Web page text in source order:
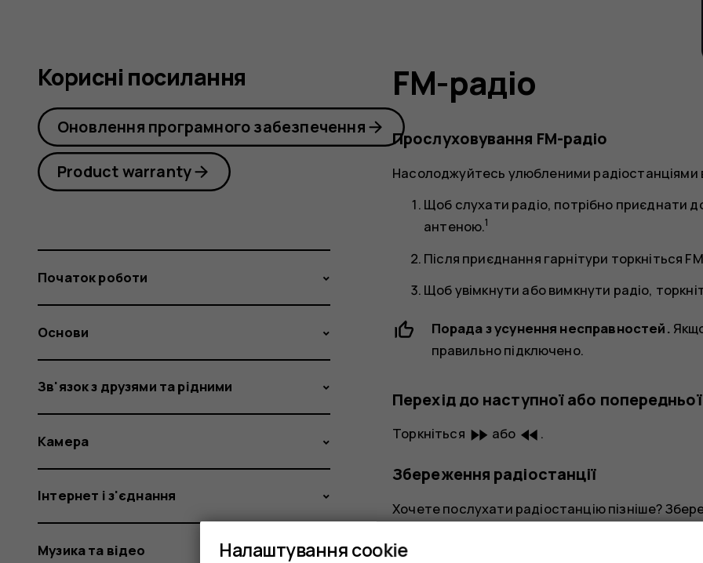
FM-радіо
Прослуховування FM-радіо
Насолоджуйтесь улюбленими радіостанціями
Щоб слухати радіо, потрібно приєднати
антеною.1
Після приєднання гарнітури торкніться
Щоб увімкнути або вимкнути радіо,
Порада з усунення несправностей.
правильно підключено.
Перехід до наступної або попередньої
Торкніться fast_forward або fast_rewind .
Збереження радіостанції
Хочете послухати радіостанцію пізніше?
Щоб зберегти станцію, яку Ви прослуховуєте,
Корисні посилання
Оновлення програмного забезпечення
Product warranty
Початок роботи
Основи
Зв'язок з друзями та рідними
Камера
Інтернет і з'єднання
Музика та відео
Налаштування cookie